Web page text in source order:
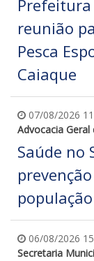
reunião
Pesca
Caiaque
07/08/2026
Advocacia
Saúde no
06/08/2026
Secretaria